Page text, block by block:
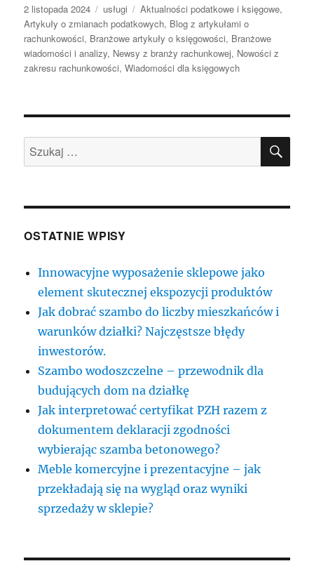
Data
publikacji
2 listopada 2024 Kategorie
usługi Tagi
Aktualności podatkowe i księgowe,
Artykuły o zmianach podatkowych, Blog z artykułami o
rachunkowości, Branżowe artykuły o księgowości, Branżowe
wiadomości i analizy, Newsy z branży rachunkowej, Nowości z
zakresu rachunkowości,Wiadomości dla księgowych
Szukaj:
OSTATNIE WPISY
Innowacyjne wyposażenie sklepowe jako
element skutecznej ekspozycji produktów
Jak dobrać szambo do liczby mieszkańców i
warunków działki? Najczęstsze błędy
inwestorów.
Szambo wodoszczelne – przewodnik dla
budujących dom na działkę
Jak interpretować certyfikat PZH razem z
dokumentem deklaracji zgodności
wybierając szamba betonowego?
Meble komercyjne i prezentacyjne – jak
przekładają się na wygląd oraz wyniki
sprzedaży w sklepie?